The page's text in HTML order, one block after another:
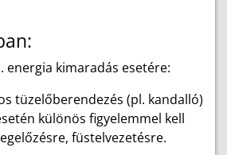
energia kimaradás esetére:
tüzelőberendezés (pl. kandalló)
különös figyelemmel kell
füstelvezetésre.